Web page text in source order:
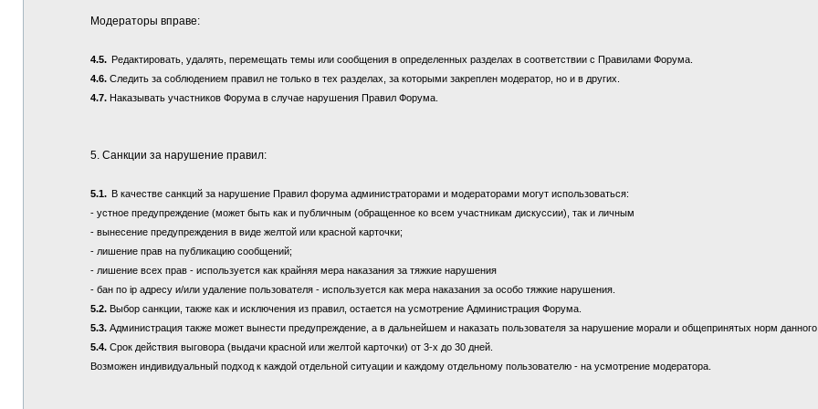
Модераторы вправе:
4.5. Редактировать, удалять, перемещать темы или сообщения в определенных разделах в соответствии с Правилами Форума.
4.6.Следить за соблюдением правил не только в тех разделах, за которыми закреплен модератор, но и в других.
4.7.Наказывать участников Форума в случае нарушения Правил Форума.
5. Санкции за нарушение правил:
5.1. В качестве санкций за нарушение Правил форума администраторами и модераторами могут использоваться:
- устное предупреждение (может быть как и публичным (обращенное ко всем участникам дискуссии), так и личным
- вынесение предупреждения в виде желтой или красной карточки;
- лишение прав на публикацию сообщений;
- лишение всех прав - используется как крайняя мера наказания за тяжкие нарушения
- бан по ip адресу и/или удаление пользователя - используется как мера наказания за особо тяжкие нарушения.
5.2.Выбор санкции, также как и исключения из правил, остается на усмотрение Администрация Форума.
5.3.Администрация также может вынести предупреждение, а в дальнейшем и наказать пользователя за нарушение морали и общепринятых норм
5.4.Срок действия выговора (выдачи красной или желтой карточки) от 3-х до 30 дней.
Возможен индивидуальный подход к каждой отдельной ситуации и каждому отдельному пользователю - на усмотрение модератора.